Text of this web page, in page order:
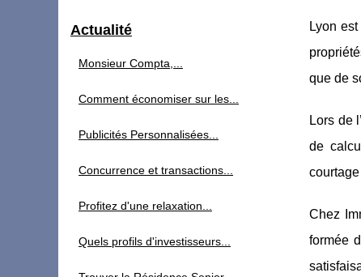
Lyon
que de
Lors de
de
Chez
formée
Actualité
Monsieur Compta,...
Comment économiser sur les...
Publicités Personnalisées...
Concurrence et transactions...
Profitez d'une relaxation...
Quels profils d'investisseurs...